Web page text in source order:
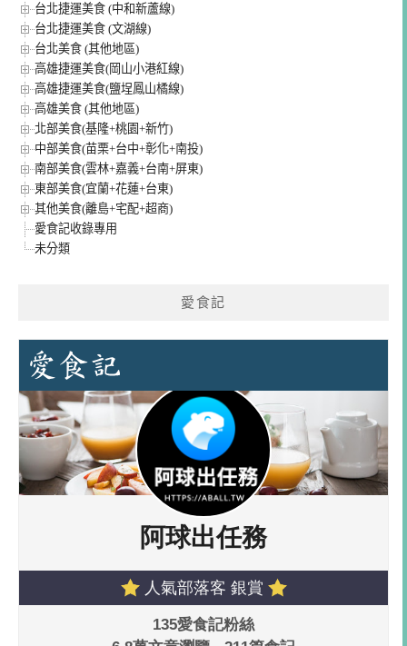
台北捷運美食 (中和新蘆線)
台北捷運美食 (文湖線)
台北美食 (其他地區)
高雄捷運美食(岡山小港紅線)
高雄捷運美食(鹽埕鳳山橘線)
高雄美食 (其他地區)
北部美食(基隆+桃園+新竹)
中部美食(苗栗+台中+彰化+南投)
南部美食(雲林+嘉義+台南+屏東)
東部美食(宜蘭+花蓮+台東)
其他美食(離島+宅配+超商)
愛食記收錄專用
未分類
愛食記